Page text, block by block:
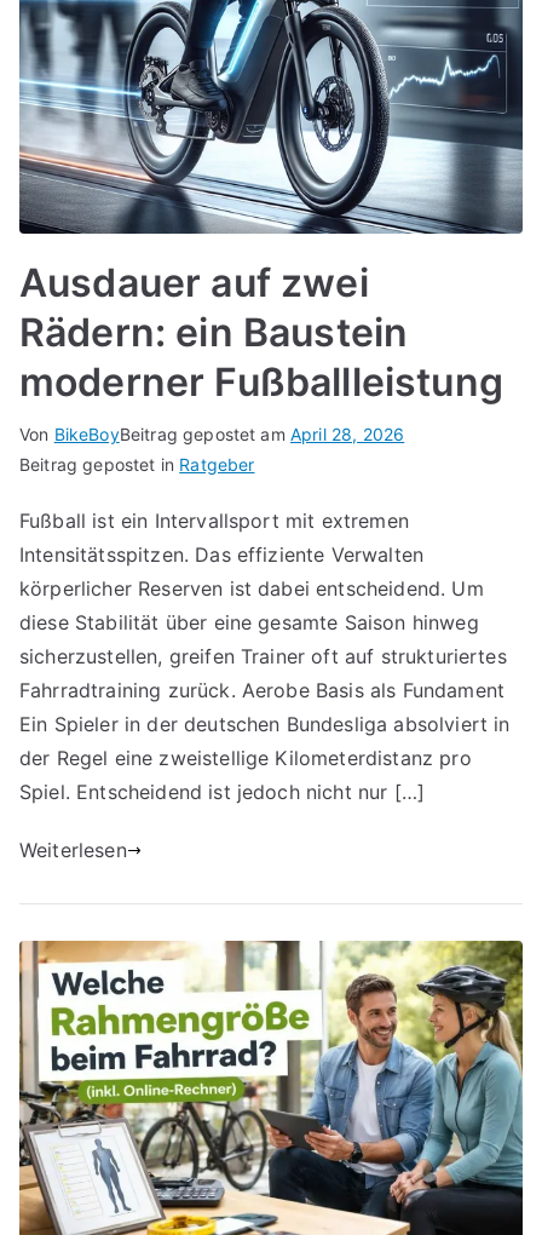
Ausdauer auf zwei
Rädern: ein Baustein
moderner Fußballleistung
Von BikeBoyBeitrag gepostet am April 28, 2026
Beitrag gepostet in Ratgeber
Fußball ist ein Intervallsport mit extremen
Intensitätsspitzen. Das effiziente Verwalten
körperlicher Reserven ist dabei entscheidend. Um
diese Stabilität über eine gesamte Saison hinweg
sicherzustellen, greifen Trainer oft auf strukturiertes
Fahrradtraining zurück. Aerobe Basis als Fundament
Ein Spieler in der deutschen Bundesliga absolviert in
der Regel eine zweistellige Kilometerdistanz pro
Spiel. Entscheidend ist jedoch nicht nur […]
Weiterlesen